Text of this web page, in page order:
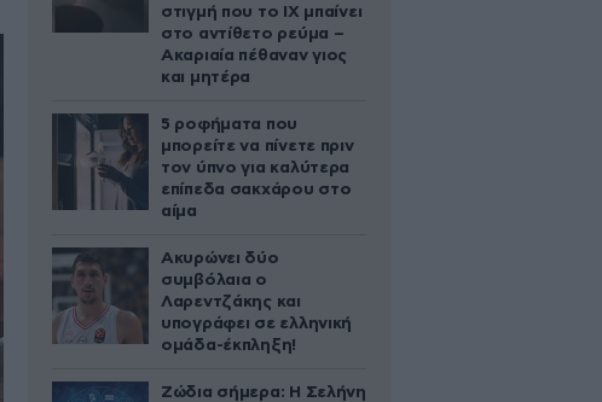
στιγμή που το ΙΧ μπαίνει
στο αντίθετο ρεύμα –
Ακαριαία πέθαναν γιος
και μητέρα
5 ροφήματα που
μπορείτε να πίνετε πριν
τον ύπνο για καλύτερα
επίπεδα σακχάρου στο
αίμα
Ακυρώνει δύο
συμβόλαια ο
Λαρεντζάκης και
υπογράφει σε ελληνική
ομάδα-έκπληξη!
Ζώδια σήμερα: Η Σελήνη